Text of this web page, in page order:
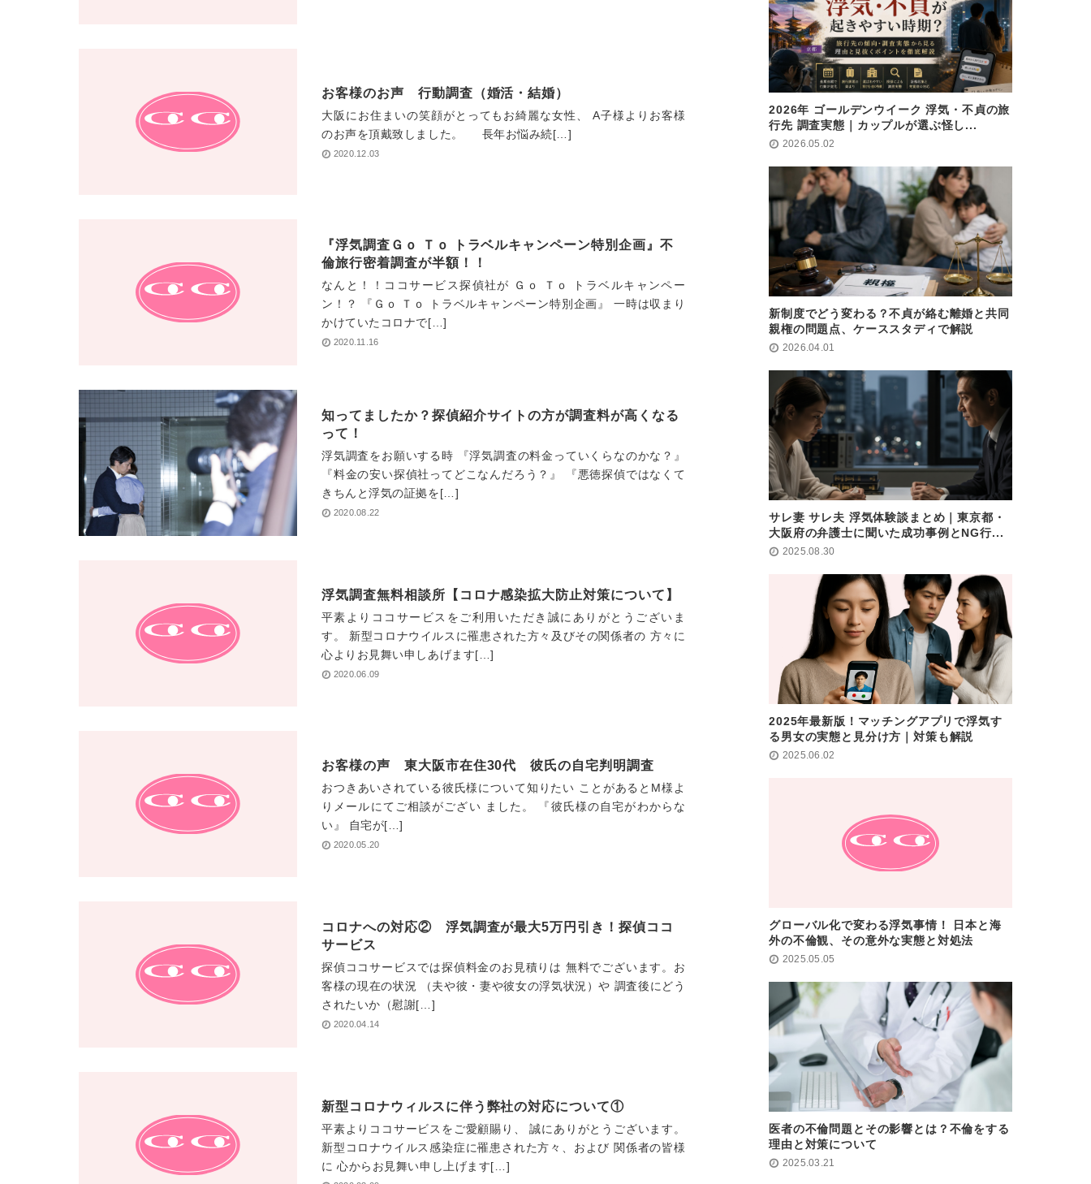
お客様のお声 行動調査（婚活・結婚）
大阪にお住まいの笑顔がとってもお綺麗な女性、 A子様よりお客様
のお声を頂戴致しました。 長年お悩み続[…]
2020.12.03
『浮気調査Ｇｏ Ｔｏ トラベルキャンペーン特別企画』不
倫旅行密着調査が半額！！
なんと！！ココサービス探偵社が Ｇｏ Ｔｏ トラベルキャンペー
ン！？ 『Ｇｏ Ｔｏ トラベルキャンペーン特別企画』 一時は収まり
かけていたコロナで[…]
2020.11.16
知ってましたか？探偵紹介サイトの方が調査料が高くなる
って！
浮気調査をお願いする時 『浮気調査の料金っていくらなのかな？』
『料金の安い探偵社ってどこなんだろう？』 『悪徳探偵ではなくて
きちんと浮気の証拠を[…]
2020.08.22
浮気調査無料相談所【コロナ感染拡大防止対策について】
平素よりココサービスをご利用いただき誠にありがとうございま
す。 新型コロナウイルスに罹患された方々及びその関係者の 方々に
心よりお見舞い申しあげます[…]
2020.06.09
お客様の声 東大阪市在住30代 彼氏の自宅判明調査
おつきあいされている彼氏様について知りたい ことがあるとM様よ
りメールにてご相談がござい ました。 『彼氏様の自宅がわからな
い』 自宅が[…]
2020.05.20
コロナへの対応② 浮気調査が最大5万円引き！探偵ココ
サービス
探偵ココサービスでは探偵料金のお見積りは 無料でございます。お
客様の現在の状況 （夫や彼・妻や彼女の浮気状況）や 調査後にどう
されたいか（慰謝[…]
2020.04.14
新型コロナウィルスに伴う弊社の対応について①
平素よりココサービスをご愛顧賜り、 誠にありがとうございます。
新型コロナウイルス感染症に罹患された方々、および 関係者の皆様
に 心からお見舞い申し上げます[…]
2026年 ゴールデンウイーク 浮気・不貞の旅
行先 調査実態｜カップルが選ぶ怪し...
2026.05.02
新制度でどう変わる？不貞が絡む離婚と共同
親権の問題点、ケーススタディで解説
2026.04.01
サレ妻 サレ夫 浮気体験談まとめ｜東京都・
大阪府の弁護士に聞いた成功事例とNG行...
2025.08.30
2025年最新版！マッチングアプリで浮気す
る男女の実態と見分け方｜対策も解説
2025.06.02
グローバル化で変わる浮気事情！ 日本と海
外の不倫観、その意外な実態と対処法
2025.05.05
医者の不倫問題とその影響とは？不倫をする
理由と対策について
2025.03.21